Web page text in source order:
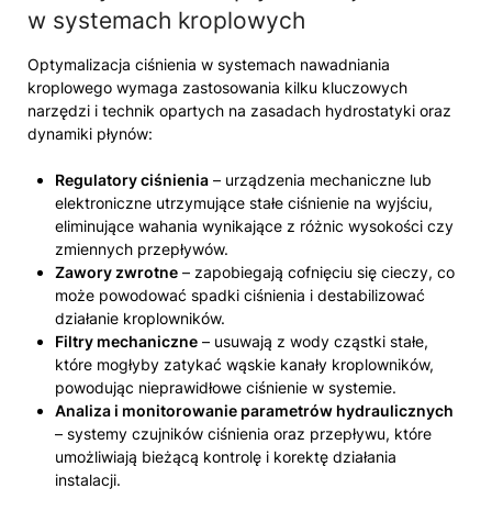
w systemach kroplowych
Optymalizacja ciśnienia w systemach nawadniania
kroplowego wymaga zastosowania kilku kluczowych
narzędzi i technik opartych na zasadach hydrostatyki oraz
dynamiki płynów:
Regulatory ciśnienia – urządzenia mechaniczne lub
elektroniczne utrzymujące stałe ciśnienie na wyjściu,
eliminujące wahania wynikające z różnic wysokości czy
zmiennych przepływów.
Zawory zwrotne – zapobiegają cofnięciu się cieczy, co
może powodować spadki ciśnienia i destabilizować
działanie kroplowników.
Filtry mechaniczne – usuwają z wody cząstki stałe,
które mogłyby zatykać wąskie kanały kroplowników,
powodując nieprawidłowe ciśnienie w systemie.
Analiza i monitorowanie parametrów hydraulicznych
– systemy czujników ciśnienia oraz przepływu, które
umożliwiają bieżącą kontrolę i korektę działania
instalacji.